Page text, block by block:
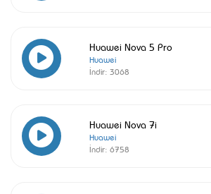
Huawei Nova 5 Pro
Huawei
İndir: 3068
Huawei Nova 7i
Huawei
İndir: 6758